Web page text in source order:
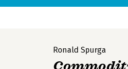
Ronald Spurga